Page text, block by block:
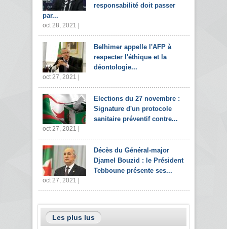
responsabilité doit passer
par...
oct 28, 2021 |
Belhimer appelle l'AFP à
respecter l'éthique et la
déontologie...
oct 27, 2021 |
Elections du 27 novembre :
Signature d'un protocole
sanitaire préventif contre...
oct 27, 2021 |
Décès du Général-major
Djamel Bouzid : le Président
Tebboune présente ses...
oct 27, 2021 |
Les plus lus